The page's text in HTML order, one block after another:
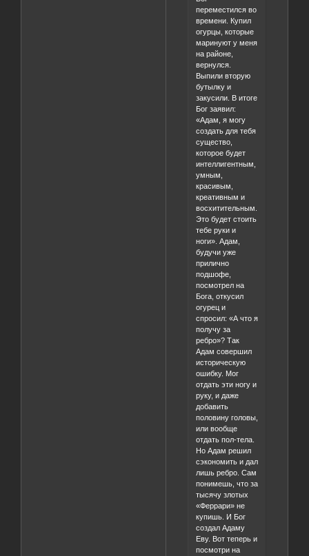
переместился во
времени. Купил
огурцы, которые
маринуют у меня
на районе,
вернулся.
Выпили вторую
бутылку и
закусили. В итоге
Бог заявил:
«Адам, я могу
создать для тебя
существо,
которое будет
интеллигентным,
умным,
красивым,
креативным и
восхитительным.
Это будет стоить
тебе руки и
ноги». Адам,
будучи уже
прилично
подшофе,
посмотрел на
Бога, откусил
огурец и
спросил: «А что я
получу за
ребро»? Так
Адам совершил
историческую
ошибку. Мог
отдать эти ногу и
руку, и даже
добавить
половину головы,
или вообще
отдать пол-тела.
Но Адам решил
сэкономить и дал
лишь ребро. Сам
понимешь, что за
тысячу злотых
«Феррари» не
купишь. И Бог
создал Адаму
Еву. Вот теперь и
посмотри на